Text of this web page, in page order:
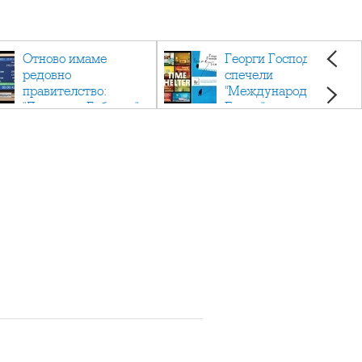
Отново имаме
редовно
правителство:
"Денков - Габриел"
Георги Господинов
спечели
"Международен
Букър" с романа